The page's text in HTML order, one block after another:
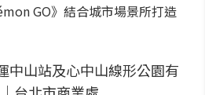
GO》結合城市場景所打造